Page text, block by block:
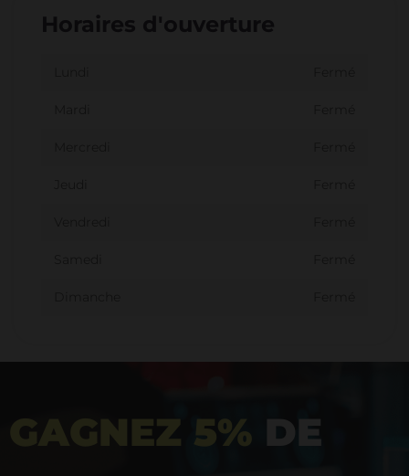
Horaires d'ouverture
GAGNEZ 5% DE